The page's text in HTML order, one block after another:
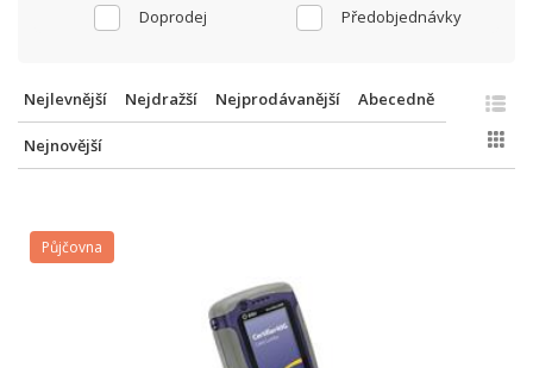
Doprodej
Předobjednávky
Nejlevnější Nejdražší Nejprodávanější Abecedně
Nejnovější
Půjčovna